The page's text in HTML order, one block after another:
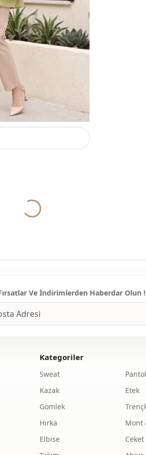
Detay
Kullanim
Yukleniyor...
Ve İndirimlerden Haberdar Olun !
Kategoriler
Sweat
Kazak
Gömlek
Hırka
Elbise
Etek
Mont
Ceket